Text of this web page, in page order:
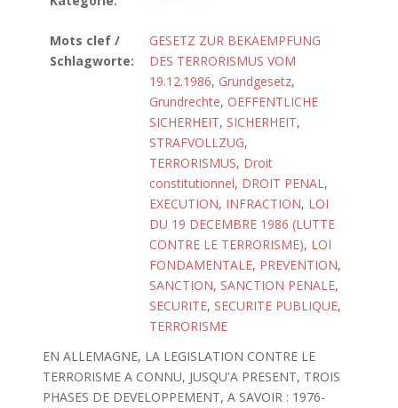
Mots clef /
Schlagworte:
GESETZ ZUR BEKAEMPFUNG
DES TERRORISMUS VOM
19.12.1986, Grundgesetz,
Grundrechte, OEFFENTLICHE
SICHERHEIT, SICHERHEIT,
STRAFVOLLZUG,
TERRORISMUS, Droit
constitutionnel, DROIT PENAL,
EXECUTION, INFRACTION, LOI
DU 19 DECEMBRE 1986 (LUTTE
CONTRE LE TERRORISME), LOI
FONDAMENTALE, PREVENTION,
SANCTION, SANCTION PENALE,
SECURITE, SECURITE PUBLIQUE,
TERRORISME
EN ALLEMAGNE, LA LEGISLATION CONTRE LE
TERRORISME A CONNU, JUSQU'A PRESENT, TROIS
PHASES DE DEVELOPPEMENT, A SAVOIR : 1976-